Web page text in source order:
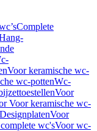
Complete
Voor keramische wc-
wc-pottenWc-
Voor
Voor keramische wc-
Voor
wc'sVoor wc-